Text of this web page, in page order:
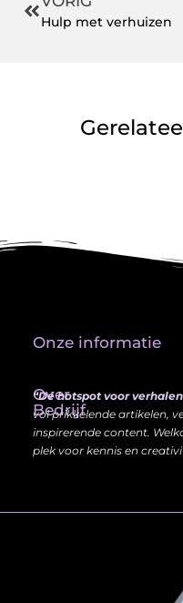
Hulp met verhuizen
Over
Bedrijf
“Dé hotspot voor
vol prikkelende artikelen,
inspirerende content.
plek voor kennis en
Onze informatie